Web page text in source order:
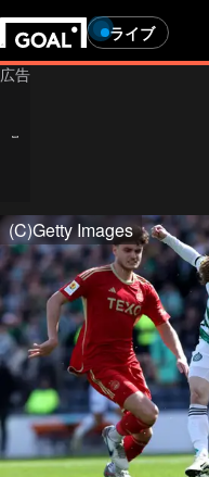
ライブ
(C)Getty Images